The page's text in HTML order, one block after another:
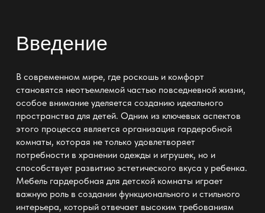
Введение
В современном мире, где роскошь и комфорт
становятся неотъемлемой частью повседневной жизни,
особое внимание уделяется созданию идеального
пространства для детей. Одним из ключевых аспектов
этого процесса является организация гардеробной
комнаты, которая не только удовлетворяет
потребности в хранении одежды и игрушек, но и
способствует развитию эстетического вкуса у ребенка.
Мебель гардеробная для детской комнаты играет
важную роль в создании функционального и стильного
интерьера, который отвечает высоким требованиям